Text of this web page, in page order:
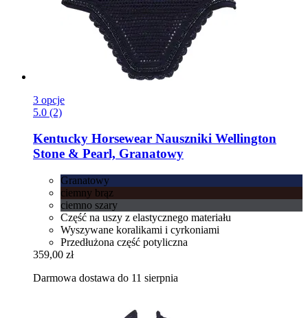
3 opcje
5.0 (2)
Kentucky Horsewear Nauszniki Wellington
Stone & Pearl, Granatowy
Granatowy
ciemny brąz
ciemno szary
Część na uszy z elastycznego materiału
Wyszywane koralikami i cyrkoniami
Przedłużona część potyliczna
359,00 zł
Darmowa dostawa do 11 sierpnia